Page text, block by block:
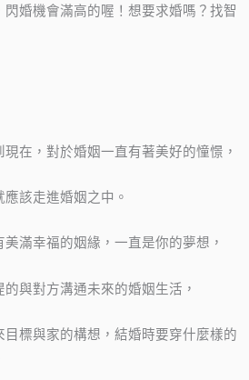
婚機會滿高的喔！想要求婚嗎？找智
在，對於婚姻一直有著美好的憧憬，
該走進婚姻之中。
滿幸福的姻緣，一直是你的夢想，
與對方溝通未來的婚姻生活，
標與家的構想，結婚時要穿什麼樣的